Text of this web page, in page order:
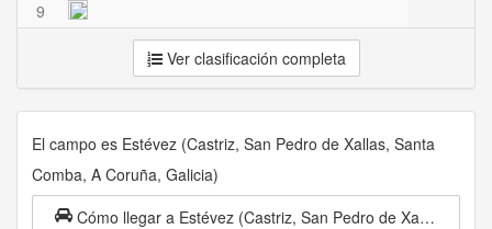
9
Ver clasificación completa
El campo es Estévez (Castriz, San Pedro de Xallas, Santa
Comba, A Coruña, Galicia)
Cómo llegar a Estévez (Castriz, San Pedro de Xallas, Santa Comba, A Coruña, Galicia)